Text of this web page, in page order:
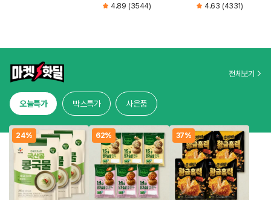
4.89 (3544) 4.63 (4331)
전체보기
오늘특가 박스특가 사은품
24% 62% 37%